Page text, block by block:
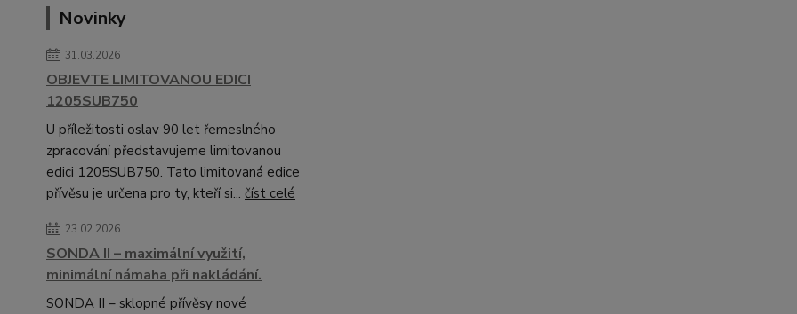
Novinky
31.03.2026
OBJEVTE LIMITOVANOU EDICI
1205SUB750
U příležitosti oslav 90 let řemeslného
zpracování představujeme limitovanou
edici 1205SUB750. Tato limitovaná edice
přívěsu je určena pro ty, kteří si... číst celé
23.02.2026
SONDA II – maximální využití,
minimální námaha při nakládání.
SONDA II – sklopné přívěsy nové